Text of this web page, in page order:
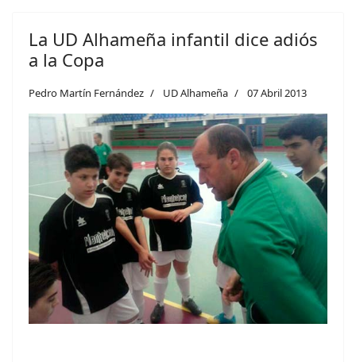
La UD Alhameña infantil dice adiós
a la Copa
Pedro Martín Fernández UD Alhameña 07 Abril 2013